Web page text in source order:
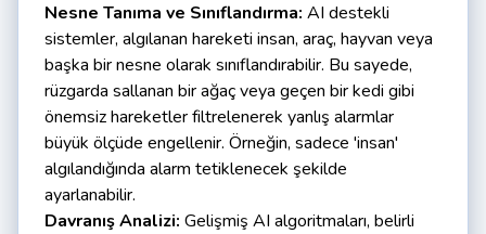
Nesne Tanıma ve Sınıflandırma: AI destekli
sistemler, algılanan hareketi insan, araç, hayvan veya
başka bir nesne olarak sınıflandırabilir. Bu sayede,
rüzgarda sallanan bir ağaç veya geçen bir kedi gibi
önemsiz hareketler filtrelenerek yanlış alarmlar
büyük ölçüde engellenir. Örneğin, sadece 'insan'
algılandığında alarm tetiklenecek şekilde
ayarlanabilir.
Davranış Analizi: Gelişmiş AI algoritmaları, belirli